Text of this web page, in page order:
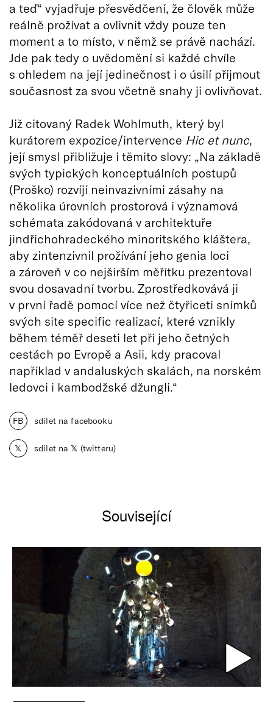
a teď“ vyjadřuje přesvědčení, že člověk může
reálně prožívat a ovlivnit vždy pouze ten
moment a to místo, v němž se právě nachází.
Jde pak tedy o uvědomění si každé chvíle
s ohledem na její jedinečnost i o úsilí přijmout
současnost za svou včetně snahy ji ovlivňovat.
Již citovaný Radek Wohlmuth, který byl
kurátorem expozice/intervence Hic et nunc,
její smysl přibližuje i těmito slovy: „Na základě
svých typických konceptuálních postupů
(Proško) rozvíjí neinvazivními zásahy na
několika úrovních prostorová i významová
schémata zakódovaná v architektuře
jindřichohradeckého minoritského kláštera,
aby zintenzivnil prožívání jeho genia loci
a zároveň v co nejširším měřítku prezentoval
svou dosavadní tvorbu. Zprostředkovává ji
v první řadě pomocí více než čtyřiceti snímků
svých site specific realizací, které vznikly
během téměř deseti let při jeho četných
cestách po Evropě a Asii, kdy pracoval
například v andaluských skalách, na norském
ledovci i kambodžské džungli.“
FB sdílet na facebooku
𝕏 sdílet na 𝕏 (twitteru)
Související